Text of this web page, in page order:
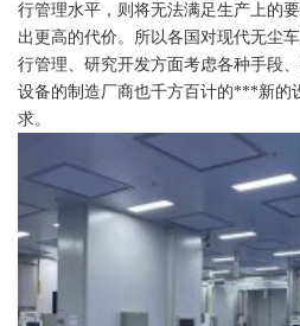
行管理水平，则将无法满足生产上的
出更高的代价。所以各国对现代无尘
行管理、研究开发方面考虑各种手段
设备的制造厂商也千方百计的***新的
求。